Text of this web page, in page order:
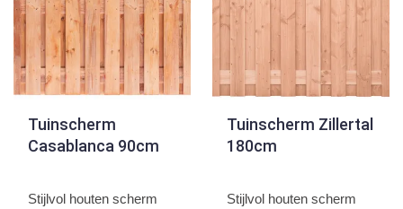
Tuinscherm
Casablanca 90cm
Stijlvol houten scherm
Tuinscherm Zillertal
180cm
Stijlvol houten scherm